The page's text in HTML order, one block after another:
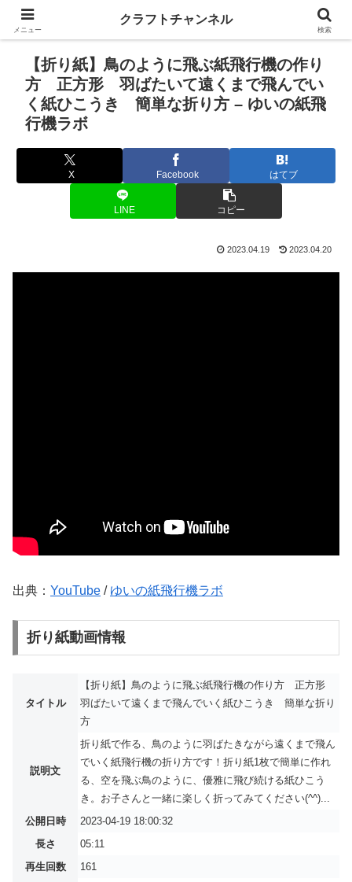
【折り紙】鳥のように飛ぶ紙飛行機の作り
方 正方形 羽ばたいて遠くまで飛んでい
く紙ひこうき 簡単な折り方 – ゆいの紙飛
行機ラボ
X Facebook はてブ
LINE コピー
2023.04.19 2023.04.20
出典： YouTube / ゆいの紙飛行機ラボ
折り紙動画情報
タイトル
【折り紙】鳥のように飛ぶ紙飛行機の作り方 正方形
羽ばたいて遠くまで飛んでいく紙ひこうき 簡単な折り
方
説明文
折り紙で作る、鳥のように羽ばたきながら遠くまで飛ん
でいく紙飛行機の折り方です！折り紙1枚で簡単に作れ
る、空を飛ぶ鳥のように、優雅に飛び続ける紙ひこう
き。お子さんと一緒に楽しく折ってみてください(^^)...
公開日時
2023-04-19 18:00:32
長さ
05:11
再生回数
161
メニュー
クラフトチャンネル
検索